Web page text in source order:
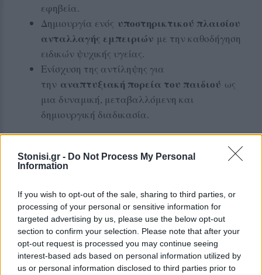
Stonisi.gr - Do Not Process My Personal
Information
If you wish to opt-out of the sale, sharing to third parties, or
processing of your personal or sensitive information for
targeted advertising by us, please use the below opt-out
section to confirm your selection. Please note that after your
opt-out request is processed you may continue seeing
interest-based ads based on personal information utilized by
us or personal information disclosed to third parties prior to
εφηβεία.
Δημιουργία ενός υποστηρικτικού πλαισίου
ανταλλαγής εμπειριών με την καθοδήγηση
ειδικών ψυχικής υγείας.
Ενίσχυση της αντίληψης για
την αναπτυξιακή πορεία του παιδιού ως
μια δυναμική, μεταβαλλόμενη και
δημιουργική διαδικασία.
Ομάδα
Η εκδήλωση θα συντονιστεί από τον
Παναγιώτη
Τσουκαρέλλη, Επαγγελματία Ψυχικής Υγείας,
Κοινωνικό Λειτουργό και Διδάκτορα
Κοινωνιολογίας, σε συνεργασία με μέλη της
επιστημονικής ομάδας της ΟργάνωσηςHELP –
Βοήθεια για το Παιδί και τον Έφηβο.